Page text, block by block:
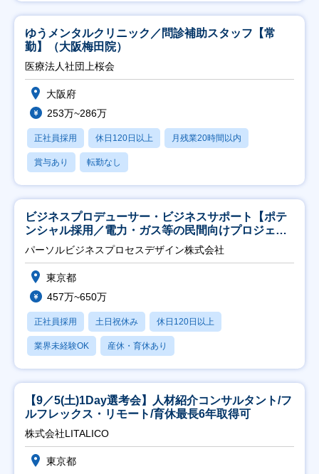
ゆうメンタルクリニック／問診補助スタッフ【常
勤】（大阪梅田院）
医療法人社団上桜会
大阪府
253万~286万
正社員採用 休日120日以上 月残業20時間以内
賞与あり 転勤なし
ビジネスプロデューサー・ビジネスサポート【ポテ
ンシャル採用／電力・ガス等の民間向けプロジェク
ト推進】
パーソルビジネスプロセスデザイン株式会社
東京都
457万~650万
正社員採用 土日祝休み 休日120日以上
業界未経験OK 産休・育休あり
【9／5(土)1Day選考会】人材紹介コンサルタント/フ
ルフレックス・リモート/育休最長6年取得可
株式会社LITALICO
東京都